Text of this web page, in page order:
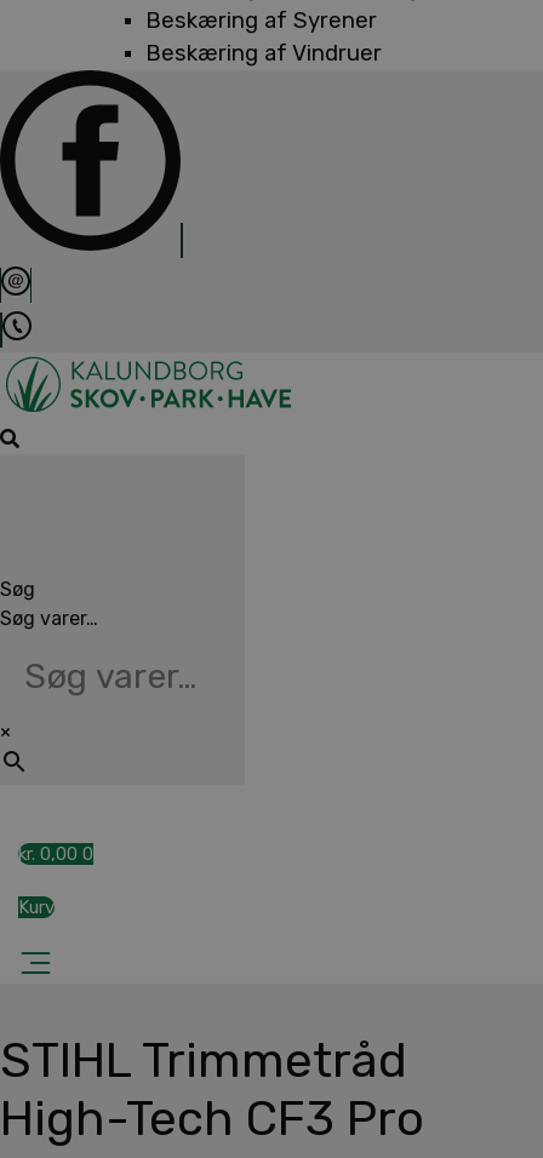
Beskæring af Syrener
Beskæring af Vindruer
Søg
Søg varer…
×
kr. 0,00 0
Kurv
STIHL Trimmetråd
High-Tech CF3 Pro